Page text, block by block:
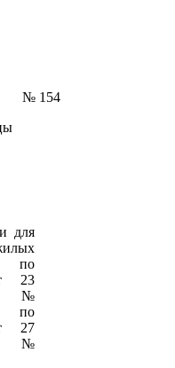
для
по
23
№
по
27
№